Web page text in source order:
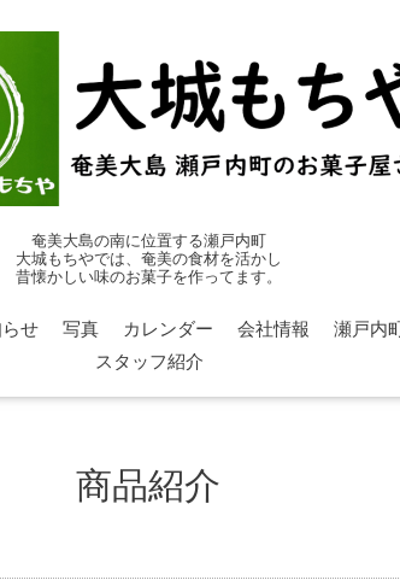
奄美大島の南に位置する瀬戸内町
大城もちやでは、奄美の食材を活かし
昔懐かしい味のお菓子を作ってます。
せ 写真 カレンダー 会社情報 瀬戸内
スタッフ紹介
商品紹介